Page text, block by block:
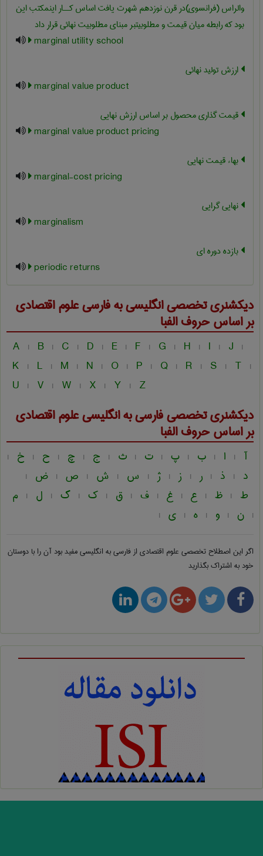
والراس (فرانسوی)در قرن نوزدهم شهرت یافت اساس کــار اینمکتب این
بود که رابطه میان قیمت و مطلوبیتبر مبنای مطلوبیت نهائی قرار داد
marginal utility school
ارزش تولید نهائی
marginal value product
قیمت گذاری محصول بر اساس ارزش نهایی
marginal value product pricing
بهاء قیمت نهایی
marginal-cost pricing
نهایی گرایی
marginalism
بازده دوره ای
periodic returns
دیکشنری تخصصی انگلیسی به فارسیعلوم اقتصادی
بر اساس حروف الفبا
A | B | C | D | E | F | G | H | I | J |
K | L | M | N | O | P | Q | R | S | T |
U | V | W | X | Y | Z
دیکشنری تخصصی فارسی به انگلیسیعلوم اقتصادی
بر اساس حروف الفبا
آ | ا | ب | پ | ت | ث | ج | چ | ح | خ |
د | ذ | ر | ز | ژ | س | ش | ص | ض |
ط | ظ | ع | غ | ف | ق | ک | گ | ل | م
| ن | و | ه | ی |
اگر این اصطلاح تخصصی علوم اقتصادی از فارسی به انگلیسیمفید بود آن را با دوستان
خود به اشتراک بگذارید